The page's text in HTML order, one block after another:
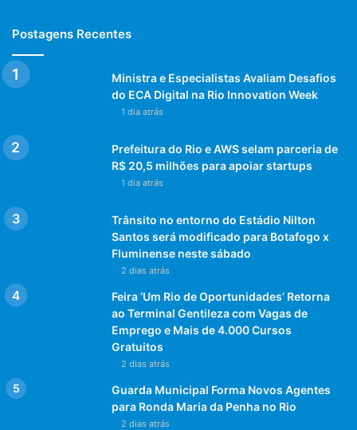
a vez do samba de gafieira. O show então se remete à
Copacabana dos anos 60, revisita a bossa nova e faz uma
passagem de tempo para o momento atual com o pagode,
funk carioca e a dança do passinho.
O momento apoteótico é ilustrado pelas belíssimas
mulatas que chamam o samba. Os artistas transformam-se
em foliões, e o público deixa de ser expectador,
divertir, terminando numa eterna brincadeira do baile de
Onde: Casarão Ameno Resedá
Artista: Espetáculo “Ginga Tropical”
Capacidade de público: Mesa – 172 lugares
Classificação etária: Livre
Endereço: Rua Pedro Américo, 277 – Catete.
Telefones: (21) 2556-2427
Postagens Recentes
Ministra e Especialistas Avaliam Desafios
do ECA Digital na Rio Innovation Week
1 dia atrás
Prefeitura do Rio e AWS selam parceria de
R$ 20,5 milhões para apoiar startups
1 dia atrás
Trânsito no entorno do Estádio Nilton
Santos será modificado para Botafogo x
Fluminense neste sábado
2 dias atrás
Feira ‘Um Rio de Oportunidades’ Retorna
ao Terminal Gentileza com Vagas de
Emprego e Mais de 4.000 Cursos
Gratuitos
2 dias atrás
Guarda Municipal Forma Novos Agentes
para Ronda Maria da Penha no Rio
2 dias atrás